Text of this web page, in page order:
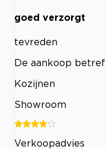
goed verzorgt
tevreden
De aankoop
Kozijnen
Showroom
Verkoopadvies